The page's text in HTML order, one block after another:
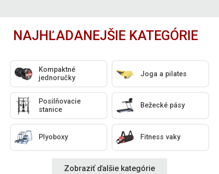
NAJHĽADANEJŠIE KATEGÓRIE
Kompaktné
jednoručky
Joga a pilates
Posilňovacie
stanice
Bežecké pásy
Plyoboxy Fitness vaky
Zobraziť ďalšie kategórie